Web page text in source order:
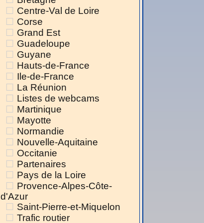
Centre-Val de Loire
Corse
Grand Est
Guadeloupe
Guyane
Hauts-de-France
Ile-de-France
La Réunion
Listes de webcams
Martinique
Mayotte
Normandie
Nouvelle-Aquitaine
Occitanie
Partenaires
Pays de la Loire
Provence-Alpes-Côte-
d'Azur
Saint-Pierre-et-Miquelon
Trafic routier